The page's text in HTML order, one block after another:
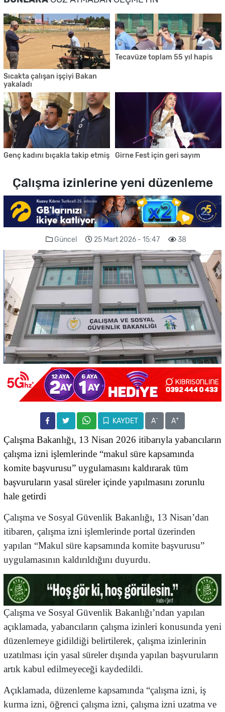
Sıcakta çalışan işçiyi Bakan
yakaladı
Tecavüze toplam 55 yıl hapis
Genç kadını bıçakla takip etmiş Girne Fest için geri sayım
Çalışma izinlerine yeni düzenleme
Güncel 25 Mart 2026 - 15:47 38
KAYDET A- A+
Çalışma Bakanlığı, 13 Nisan 2026 itibarıyla yabancıların
çalışma izni işlemlerinde “makul süre kapsamında
komite başvurusu” uygulamasını kaldırarak tüm
başvuruların yasal süreler içinde yapılmasını zorunlu
hale getirdi
Çalışma ve Sosyal Güvenlik Bakanlığı, 13 Nisan’dan
itibaren, çalışma izni işlemlerinde portal üzerinden
yapılan “Makul süre kapsamında komite başvurusu”
uygulamasının kaldırıldığını duyurdu.
Çalışma ve Sosyal Güvenlik Bakanlığı’ndan yapılan
açıklamada, yabancıların çalışma izinleri konusunda yeni
düzenlemeye gidildiği belirtilerek, çalışma izinlerinin
uzatılması için yasal süreler dışında yapılan başvuruların
artık kabul edilmeyeceği kaydedildi.
Açıklamada, düzenleme kapsamında “çalışma izni, iş
kurma izni, öğrenci çalışma izni, çalışma izni uzatma ve